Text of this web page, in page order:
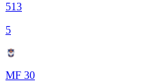
513
5
MF 30